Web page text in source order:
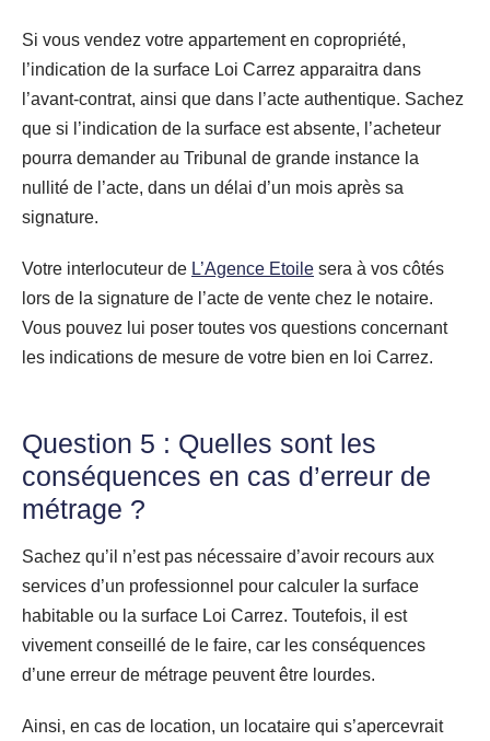
Si vous vendez votre appartement en copropriété,
l’indication de la surface Loi Carrez apparaitra dans
l’avant-contrat, ainsi que dans l’acte authentique. Sachez
que si l’indication de la surface est absente, l’acheteur
pourra demander au Tribunal de grande instance la
nullité de l’acte, dans un délai d’un mois après sa
signature.
Votre interlocuteur de L’Agence Etoile sera à vos côtés
lors de la signature de l’acte de vente chez le notaire.
Vous pouvez lui poser toutes vos questions concernant
les indications de mesure de votre bien en loi Carrez.
Question 5 : Quelles sont les
conséquences en cas d’erreur de
métrage ?
Sachez qu’il n’est pas nécessaire d’avoir recours aux
services d’un professionnel pour calculer la surface
habitable ou la surface Loi Carrez. Toutefois, il est
vivement conseillé de le faire, car les conséquences
d’une erreur de métrage peuvent être lourdes.
Ainsi, en cas de location, un locataire qui s’apercevrait